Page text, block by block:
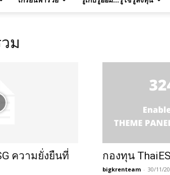
ม
ความยั่งยืนที่
กองทุน
bigkrenteam - 30/11/